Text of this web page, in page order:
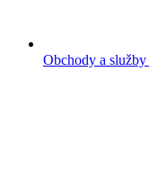
Obchody a služby